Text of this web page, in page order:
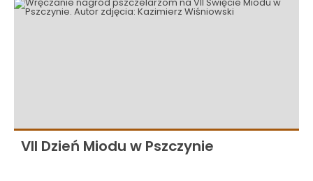
VII Dzień Miodu w Pszczynie